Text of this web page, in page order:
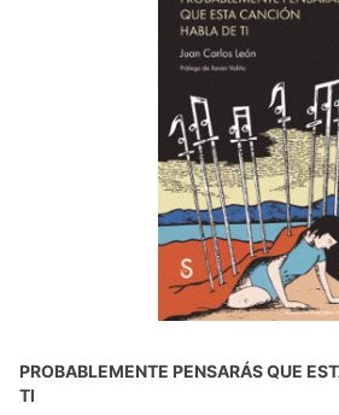
PROBABLEMENTE PENSARÁS QUE
TI